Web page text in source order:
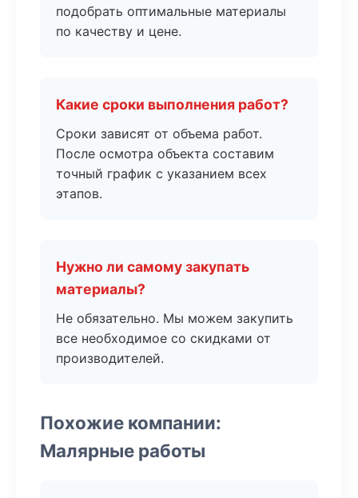
подобрать оптимальные материалы
по качеству и цене.
Какие сроки выполнения работ?
Сроки зависят от объема работ.
После осмотра объекта составим
точный график с указанием всех
этапов.
Нужно ли самому закупать
материалы?
Не обязательно. Мы можем закупить
все необходимое со скидками от
производителей.
Похожие компании:
Малярные работы